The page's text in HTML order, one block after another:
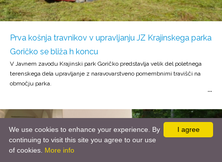
Prva košnja travnikov v upravljanju JZ Krajinskega parka
Goričko se bliža h koncu
V Javnem zavodu Krajinski park Goričko predstavlja velik del poletnega
terenskega dela upravljanje z naravovarstveno pomembnimi travišči na
območju parka.
I agree
We use cookies to enhance your experience. By
continuing to visit this site you agree to our use
of cookies. More info